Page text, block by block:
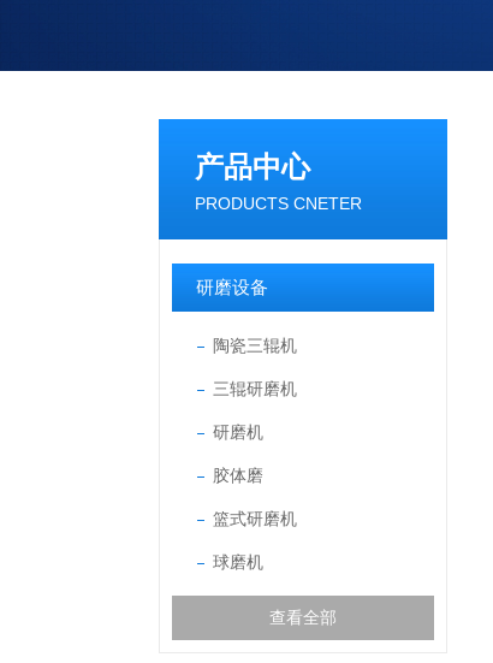
产品中心
PRODUCTS CNETER
研磨设备
陶瓷三辊机
三辊研磨机
研磨机
胶体磨
篮式研磨机
球磨机
查看全部